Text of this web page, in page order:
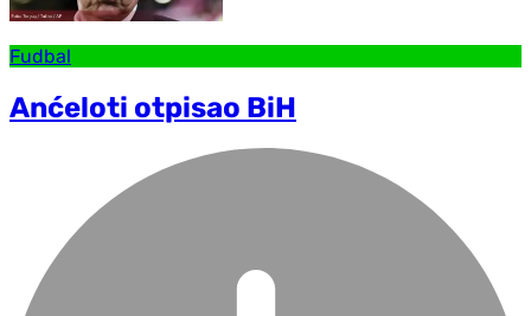
Fudbal
Anćeloti otpisao BiH